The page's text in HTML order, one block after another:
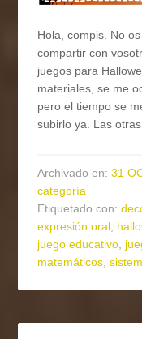
Hola, compis. No
compartir con
juegos para
materiales, se me
pero el tiempo se
subirlo ya. Las
Archivado en:31
categoría
Etiquetado con:
expresión oral,
juego educativo,
matemáticos,